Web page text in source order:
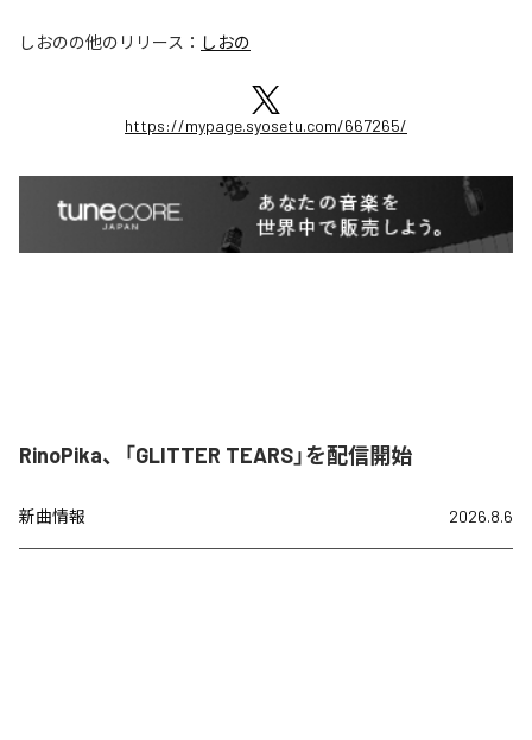
しおのの他のリリース： しおの
https://mypage.syosetu.com/667265/
RinoPika、「GLITTER TEARS」を配信開始
新曲情報 2026.8.6